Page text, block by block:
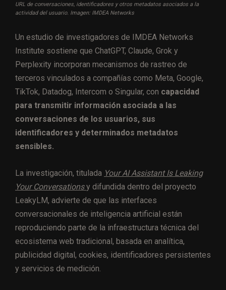
URL de conversaciones, identificadores y otros metadatos asociados a la
actividad del usuario. Imagen: IMDEA Networks
Un estudio de investigadores de IMDEA Networks
Institute sostiene que ChatGPT, Claude, Grok y
Perplexity incorporan mecanismos de rastreo de
terceros vinculados a compañías como Meta, Google,
TikTok, Datadog, Intercom o Singular, con capacidad
para transmitir información asociada a las
conversaciones de los usuarios, sus
identificadores y determinados metadatos
sensibles.
La investigación, titulada Your AI Assistant Is Leaking
Your Conversations y difundida dentro del proyecto
LeakyLM, advierte de que las interfaces
conversacionales de inteligencia artificial están
reproduciendo parte de la infraestructura técnica del
ecosistema web tradicional, basada en analítica,
publicidad digital, cookies, identificadores persistentes
y servicios de medición.